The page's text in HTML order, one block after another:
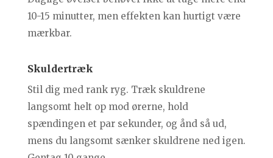
10-15 minutter, men effekten kan hurtigt være
mærkbar.
Skuldertræk
Stil dig med rank ryg. Træk skuldrene
langsomt helt op mod ørerne, hold
spændingen et par sekunder, og ånd så ud,
mens du langsomt sænker skuldrene ned igen.